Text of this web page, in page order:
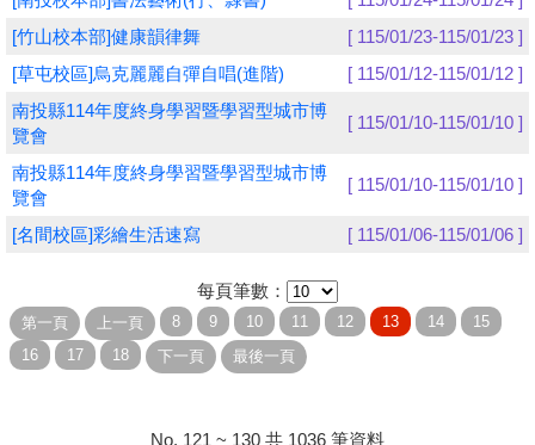
評委專區
校務行政
[竹山校本部]健康韻律舞
[ 115/01/23-115/01/23 ]
[草屯校區]烏克麗麗自彈自唱(進階)
[ 115/01/12-115/01/12 ]
南投縣114年度終身學習暨學習型城市博
覽會
[ 115/01/10-115/01/10 ]
南投縣114年度終身學習暨學習型城市博
覽會
[ 115/01/10-115/01/10 ]
[名間校區]彩繪生活速寫 [ 115/01/06-115/01/06 ]
每頁筆數：
No. 121 ~ 130 共 1036 筆資料